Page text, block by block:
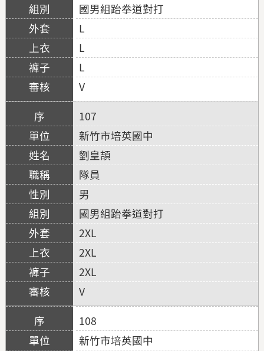
國男組跆拳道對打
L
L
L
V
107
新竹市培英國中
劉皇頡
隊員
男
國男組跆拳道對打
2XL
2XL
2XL
V
108
新竹市培英國中